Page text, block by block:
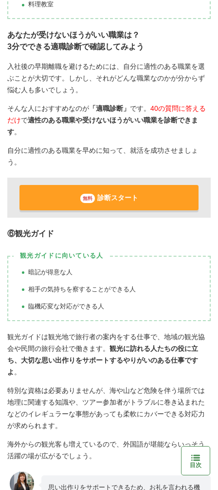
料理教室
あなたが受けないほうがいい職業は？
3分でできる適職診断で確認してみよう
入社後の早期離職を避けるためには、自分に適性のある職業を選
ぶことが大切です。しかし、それがどんな職業なのかが分からず
悩む人も多いでしょう。
そんな人におすすめなのが 「適職診断」 です。 40の質問に答える
だけで適性のある職業や受けないほうがいい職業を診断できま
す。
自分に適性のある職業を早めに知って、就活を成功させましょ
う。
無料 診断スタート
⑥観光ガイド
観光ガイドに向いている人
暗記が得意な人
相手の気持ちを察することができる人
臨機応変な対応ができる人
観光ガイドは観光地で旅行者の案内をする仕事で、地域の観光協
会や民間の旅行会社で働きます。 観光に訪れる人たちの役に立
ち、大切な思い出作りをサポートするやりがいのある仕事です
よ 。
特別な資格は必要ありませんが、海や山など危険を伴う場所では
地理に関連する知識や、ツアー参加者がトラブルに巻き込まれた
などのイレギュラーな事態があっても柔軟にカバーできる対応力
が求められます。
海外からの観光客も増えているので、外国語が堪能ならいっそう
活躍の場が広がるでしょう。
思い出作りをサポートできるため、お礼を言われる機
目次